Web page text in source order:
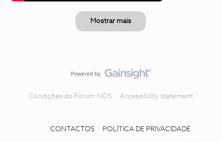
Mostrar mais
Condições do Fórum NOS Accessibility statement
CONTACTOS POLÍTICA DE PRIVACIDADE